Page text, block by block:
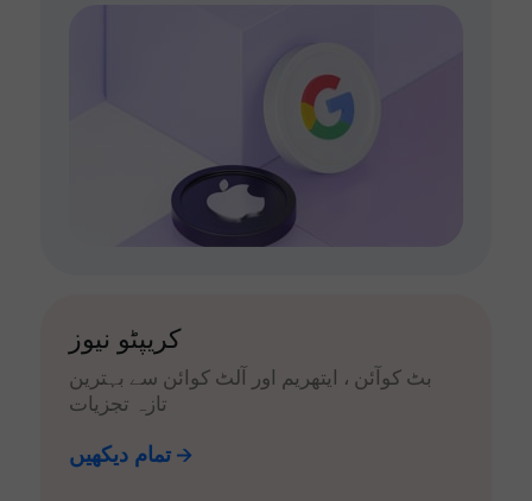
کریپٹو نیوز
بٹ کوآئن ، ایتھریم اور آلٹ کوائن سے بہترین
تازہ تجزیات
تمام دیکھیں